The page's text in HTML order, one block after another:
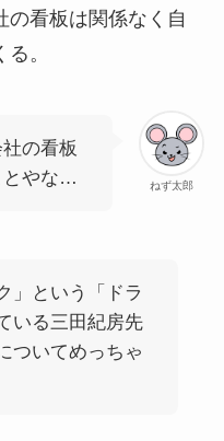
の看板は関係なく自
。
ねず太郎
の看板
とやな…
」という「ドラ
いる三田紀房先
ついてめっちゃ